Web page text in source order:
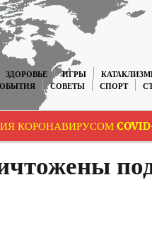
ЗДОРОВЬЕ ИГРЫ
СОВЕТЫ СПОРТ
КОРОНАВИРУСОМ